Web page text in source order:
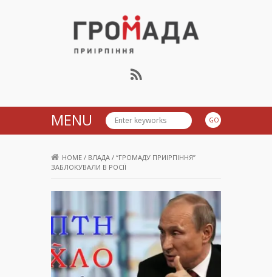
Громада Приірпіння
MENU
HOME / ВЛАДА / “ГРОМАДУ ПРИІРПІННЯ”
ЗАБЛОКУВАЛИ В РОСІЇ